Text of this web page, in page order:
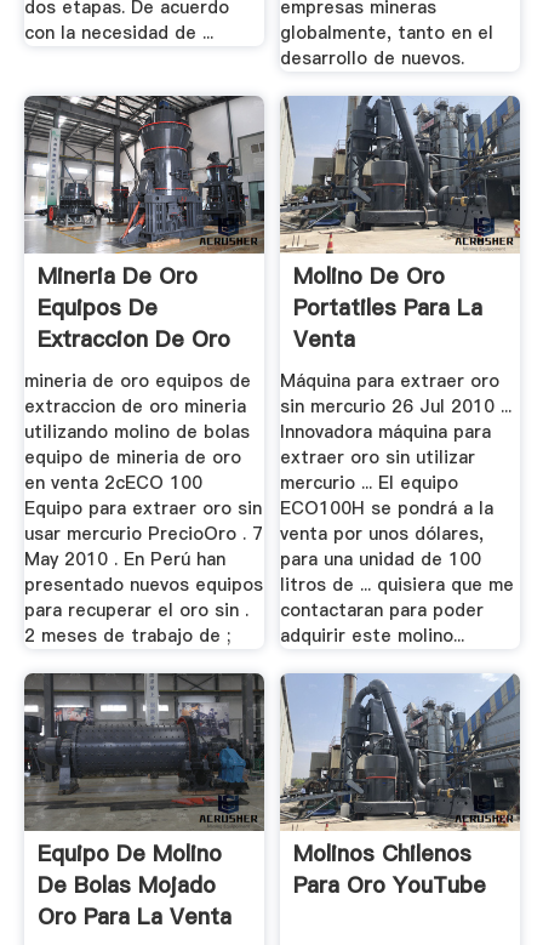
dos etapas. De acuerdo
con la necesidad de ...
empresas mineras
globalmente, tanto en el
desarrollo de nuevos.
Mineria De Oro
Equipos De
Extraccion De Oro
Mineria ...
mineria de oro equipos de
extraccion de oro mineria
utilizando molino de bolas
equipo de mineria de oro
en venta 2cECO 100
Equipo para extraer oro sin
usar mercurio PrecioOro . 7
May 2010 . En Perú han
presentado nuevos equipos
para recuperar el oro sin .
2 meses de trabajo de ;
Molino De Oro
Portatiles Para La
Venta
Máquina para extraer oro
sin mercurio 26 Jul 2010 ...
Innovadora máquina para
extraer oro sin utilizar
mercurio ... El equipo
ECO100H se pondrá a la
venta por unos dólares,
para una unidad de 100
litros de ... quisiera que me
contactaran para poder
adquirir este molino...
Equipo De Molino
De Bolas Mojado
Oro Para La Venta
Molinos Chilenos
Para Oro YouTube